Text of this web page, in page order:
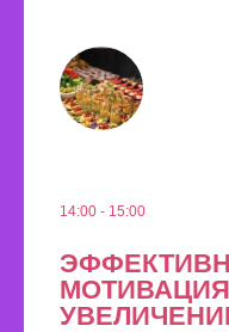
14:00 - 15:00